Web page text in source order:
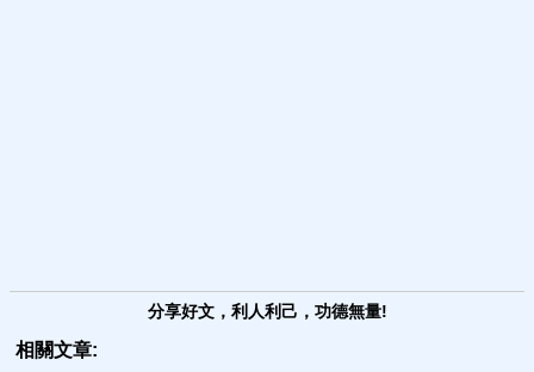
分享好文，利人利己，功德無量!
相關文章: